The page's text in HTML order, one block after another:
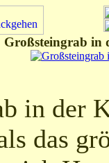
Großsteingrab in
in der
das